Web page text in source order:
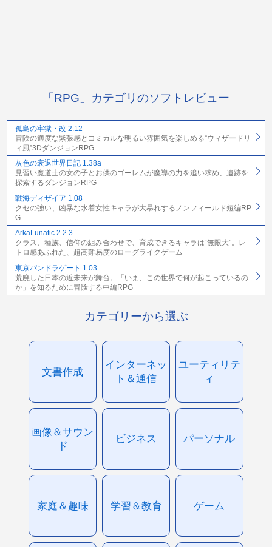
「RPG」カテゴリのソフトレビュー
孤島の牢獄・改 2.12
冒険の適度な緊張感とコミカルな明るい雰囲気を楽しめる“ウィザードリ
ィ風”3DダンジョンRPG
灰色の衰退世界日記 1.38a
見習い魔道士の女の子とお供のゴーレムが魔導の力を追い求め、遺跡を
探索するダンジョンRPG
戦海ディザイア 1.08
クセの強い、凶暴な水着女性キャラが大暴れするノンフィールド短編RP
G
ArkaLunatic 2.2.3
クラス、種族、信仰の組み合わせで、育成できるキャラは“無限大”。レ
トロ感あふれた、超高難易度のローグライクゲーム
東京パンドラゲート 1.03
荒廃した日本の近未来が舞台。「いま、この世界で何が起こっているの
か」を知るために冒険する中編RPG
カテゴリーから選ぶ
文書作成
インターネッ
ト＆通信
ユーティリテ
ィ
画像＆サウン
ド
ビジネス パーソナル
家庭＆趣味 学習＆教育 ゲーム